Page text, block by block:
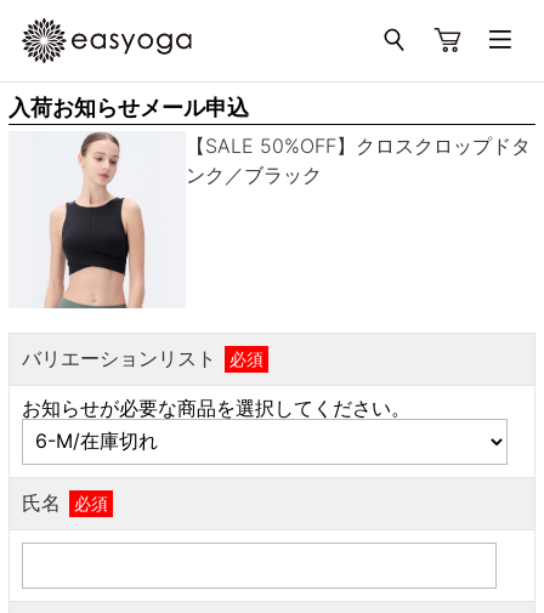
入荷お知らせメール申込
【SALE 50%OFF】クロスクロップドタ
ンク／ブラック
バリエーションリスト 必須
お知らせが必要な商品を選択してください。
氏名 必須